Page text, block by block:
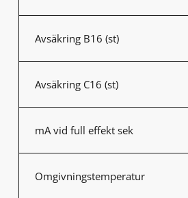
Avsäkring B16 (st)
Avsäkring C16 (st)
mA vid full effekt sek
Omgivningstemperatur